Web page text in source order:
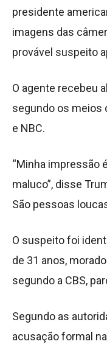
presidente
imagens das
provável suspeito
O agente recebeu
segundo os meios
e NBC.
“Minha impressão
maluco”, disse
São pessoas
O suspeito foi
de 31 anos,
segundo a CBS,
Segundo as
acusação formal